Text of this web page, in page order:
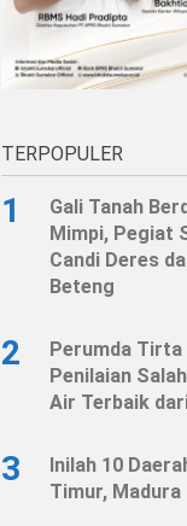
TERPOPULER
1
Gali Tanah
Mimpi, Pegiat
Candi Deres
Beteng
2
Perumda Tirta
Penilaian
Air Terbaik
3
Inilah 10
Timur,